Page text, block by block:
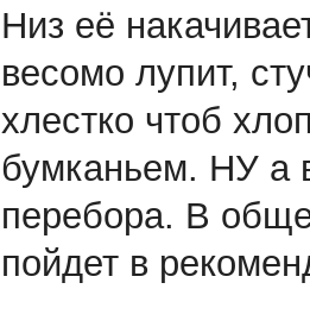
Низ её
весомо лупит,
хлестко чтоб
бумканьем. НУ а
перебора. В
пойдет в